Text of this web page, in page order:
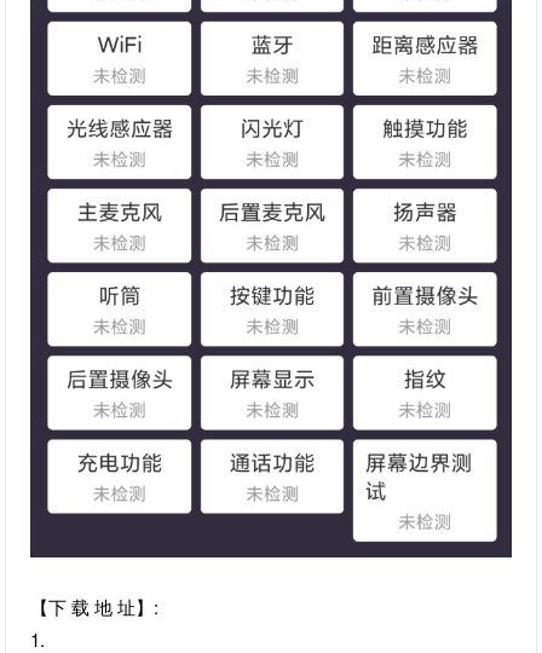
【下 载 地 址】:
1.